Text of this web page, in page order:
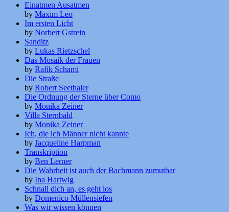
Einatmen Ausatmen
by Maxim Leo
Im ersten Licht
by Norbert Gstrein
Sanditz
by Lukas Rietzschel
Das Mosaik der Frauen
by Rafik Schami
Die Straße
by Robert Seethaler
Die Ordnung der Sterne über Como
by Monika Zeiner
Villa Sternbald
by Monika Zeiner
Ich, die ich Männer nicht kannte
by Jacqueline Harpman
Transkription
by Ben Lerner
Die Wahrheit ist auch der Bachmann zumutbar
by Ina Hartwig
Schnall dich an, es geht los
by Domenico Müllensiefen
Was wir wissen können